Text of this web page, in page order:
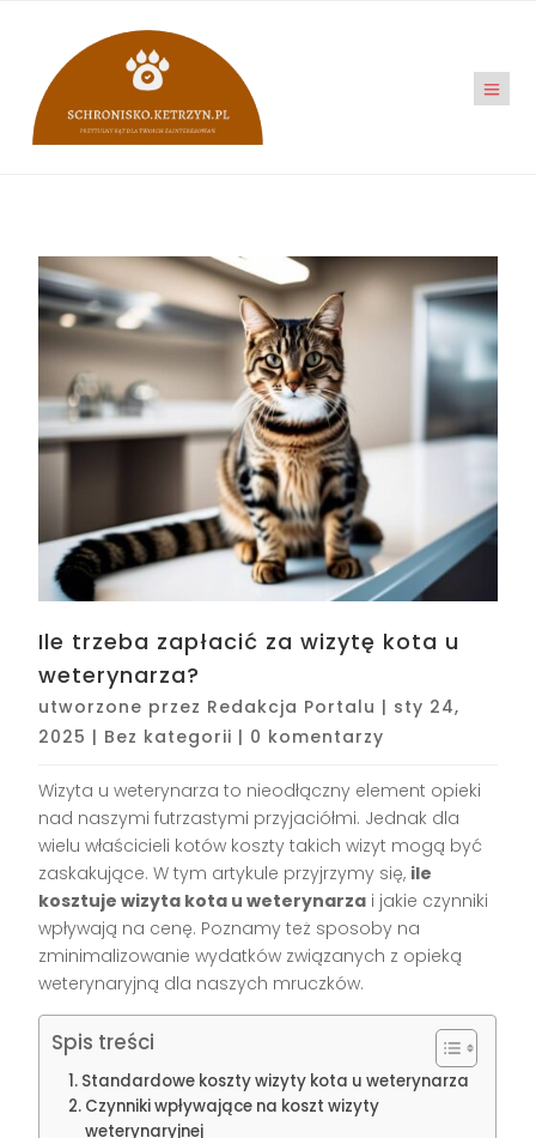
Ile trzeba zapłacić za wizytę kota u
weterynarza?
utworzone przez Redakcja Portalu | sty 24,
2025 | Bez kategorii | 0 komentarzy
Wizyta u weterynarza to nieodłączny element opieki
nad naszymi futrzastymi przyjaciółmi. Jednak dla
wielu właścicieli kotów koszty takich wizyt mogą być
zaskakujące. W tym artykule przyjrzymy się, ile
kosztuje wizyta kota u weterynarza i jakie czynniki
wpływają na cenę. Poznamy też sposoby na
zminimalizowanie wydatków związanych z opieką
weterynaryjną dla naszych mruczków.
Spis treści
Standardowe koszty wizyty kota u weterynarza
Czynniki wpływające na koszt wizyty
weterynaryjnej